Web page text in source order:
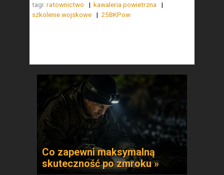
tagi: ratownictwo
kawaleria powietrzna
szkolenie wojskowe
25BKPow
Co zapewni maksymalną
skuteczność po zmroku »